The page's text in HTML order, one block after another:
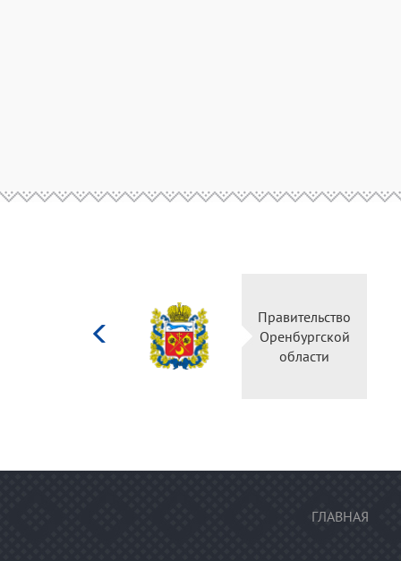
Правительство
Оренбургской
области
ГЛАВНАЯ